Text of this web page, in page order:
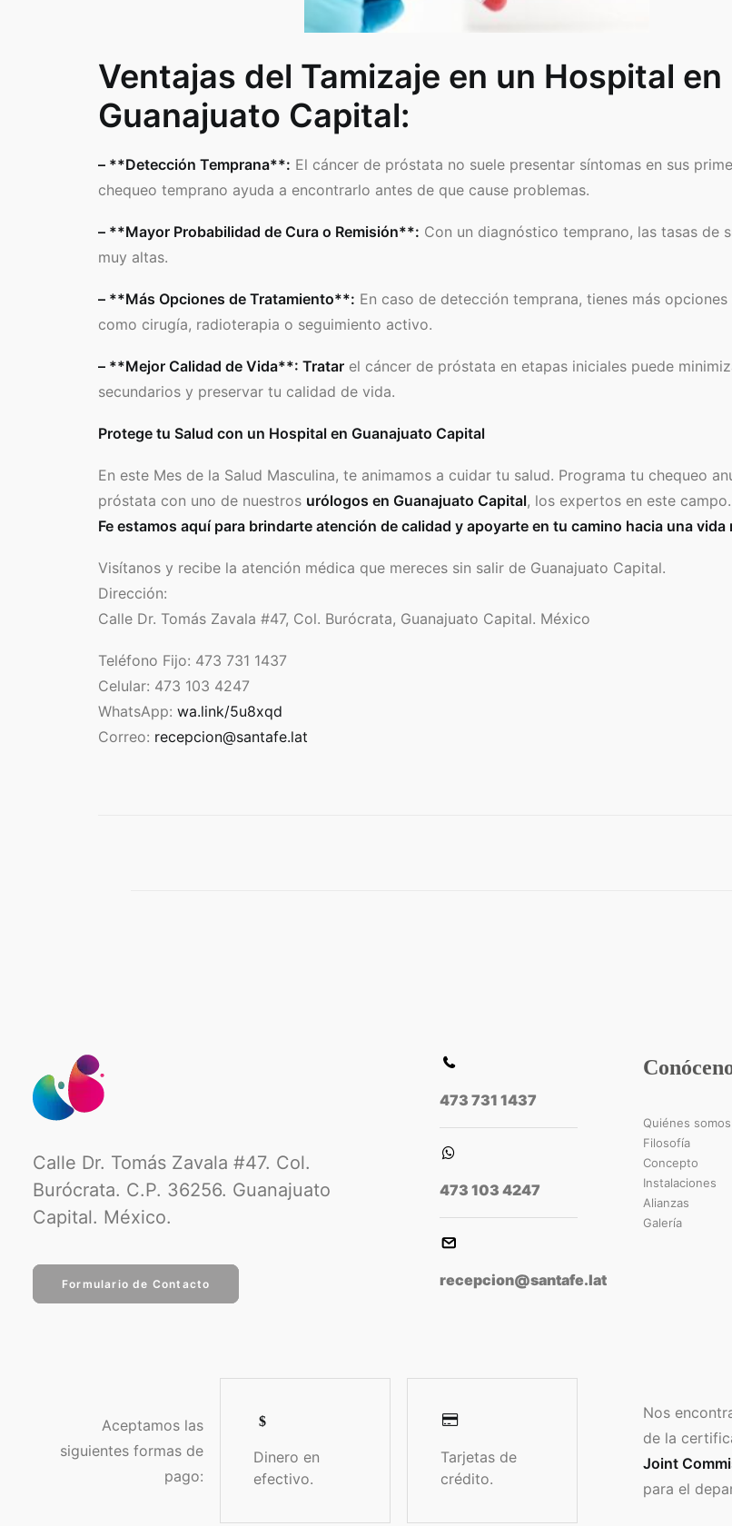
Ventajas del Tamizaje en un Hospital en
Guanajuato Capital:
– **Detección Temprana**: El cáncer de próstata no suele presentar síntomas en sus
chequeo temprano ayuda a encontrarlo antes de que cause problemas.
– **Mayor Probabilidad de Cura o Remisión**: Con un diagnóstico temprano, las tasas de
muy altas.
– **Más Opciones de Tratamiento**: En caso de detección temprana, tienes más
como cirugía, radioterapia o seguimiento activo.
– **Mejor Calidad de Vida**: Tratar el cáncer de próstata en etapas iniciales puede
secundarios y preservar tu calidad de vida.
Protege tu Salud con un Hospital en Guanajuato Capital
En este Mes de la Salud Masculina, te animamos a cuidar tu salud. Programa tu chequeo
próstata con uno de nuestros urólogos en Guanajuato Capital, los expertos en este campo.
Fe estamos aquí para brindarte atención de calidad y apoyarte en tu camino hacia una vida
Visítanos y recibe la atención médica que mereces sin salir de Guanajuato Capital.
Dirección:
Calle Dr. Tomás Zavala #47, Col. Burócrata, Guanajuato Capital. México
Teléfono Fijo: 473 731 1437
Celular: 473 103 4247
WhatsApp: wa.link/5u8xqd
Correo: recepcion@santafe.lat
Calle Dr. Tomás Zavala #47. Col.
Burócrata. C.P. 36256. Guanajuato
Capital. México.
Formulario de Contacto
473 731 1437
473 103 4247
recepcion@santafe.lat
Quiénes somos
Filosofía
Concepto
Instalaciones
Alianzas
Galería
Aceptamos las
siguientes formas de
pago:
Dinero en
efectivo.
Tarjetas de
crédito.
Nos
de la
Joint
para el